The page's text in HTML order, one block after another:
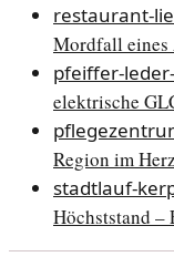
restaurant-
Mordfall eines
pfeiffer-
elektrische
Region im
stadtlauf-
Höchststand